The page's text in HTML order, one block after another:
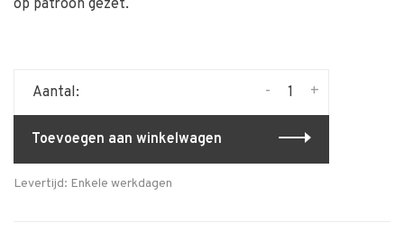
op patroon gezet.
Aantal: +
-
Toevoegen aan winkelwagen
Levertijd: Enkele werkdagen